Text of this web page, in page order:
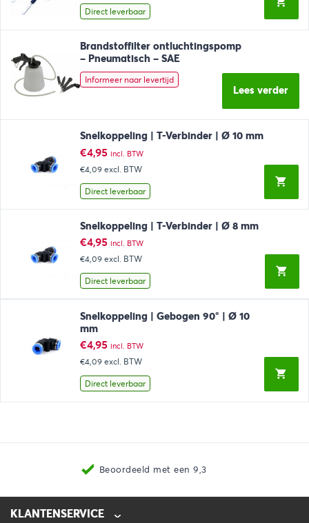
Direct leverbaar
Brandstoffilter ontluchtingspomp
– Pneumatisch – SAE
Informeer naar levertijd
Lees verder
Snelkoppeling | T-Verbinder | Ø 10 mm
€4,95 incl. BTW
€4,09 excl. BTW
Direct leverbaar
Snelkoppeling | T-Verbinder | Ø 8 mm
€4,95 incl. BTW
€4,09 excl. BTW
Direct leverbaar
Snelkoppeling | Gebogen 90° | Ø 10
mm
€4,95 incl. BTW
€4,09 excl. BTW
Direct leverbaar
Beoordeeld met een 9,3
KLANTENSERVICE